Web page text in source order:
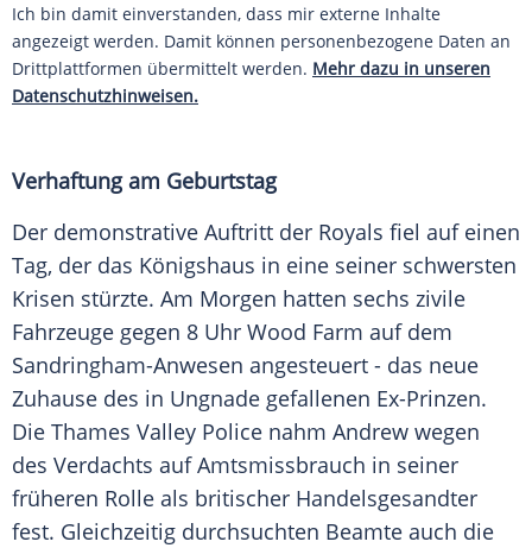
Ich bin damit einverstanden, dass mir externe Inhalte
angezeigt werden. Damit können personenbezogene Daten an
Drittplattformen übermittelt werden. Mehr dazu in unseren
Datenschutzhinweisen.
Verhaftung am Geburtstag
Der demonstrative Auftritt der Royals fiel auf einen
Tag, der das Königshaus in eine seiner schwersten
Krisen stürzte. Am Morgen hatten sechs zivile
Fahrzeuge gegen 8 Uhr Wood Farm auf dem
Sandringham-Anwesen angesteuert - das neue
Zuhause des in Ungnade gefallenen Ex-Prinzen.
Die Thames Valley Police nahm Andrew wegen
des Verdachts auf Amtsmissbrauch in seiner
früheren Rolle als britischer Handelsgesandter
fest. Gleichzeitig durchsuchten Beamte auch die